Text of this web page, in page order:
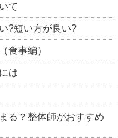
て
?短い方が良い?
食事編）
は
る？整体師がおすすめ